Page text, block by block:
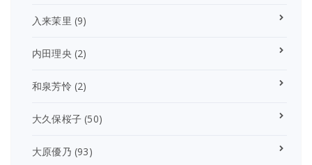
入来茉里 (9)
内田理央 (2)
和泉芳怜 (2)
大久保桜子 (50)
大原優乃 (93)